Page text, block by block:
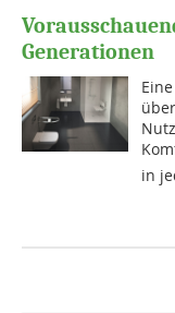
Generationen
in